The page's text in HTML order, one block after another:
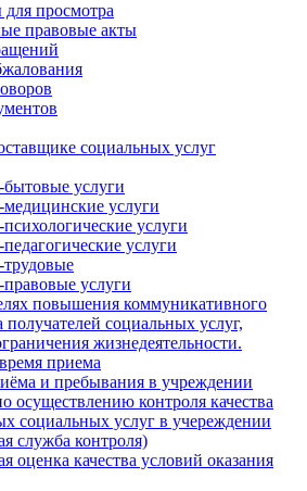
просмотра
правовые акты
социальных услуг
услуги
услуги
услуги
услуги
услуги
повышения коммуникативного
получателей социальных услуг,
жизнедеятельности.
приема
и пребывания в учреждении
осуществлению контроля качества
социальных услуг в учереждении
служба контроля)
оценка качества условий оказания